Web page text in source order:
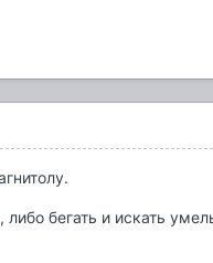
бегать и искать